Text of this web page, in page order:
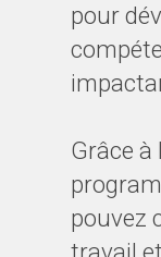
pour
Grâce à
pouvez